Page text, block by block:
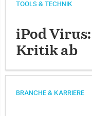
TOOLS & TECHNIK
iPod
Kritik ab
BRANCHE & KARRIERE